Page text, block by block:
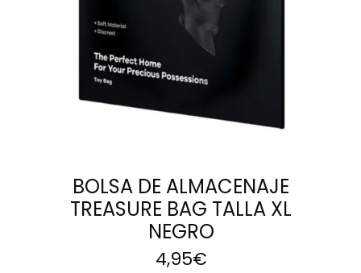
BOLSA DE ALMACENAJE
TREASURE BAG TALLA XL
NEGRO
4,95€